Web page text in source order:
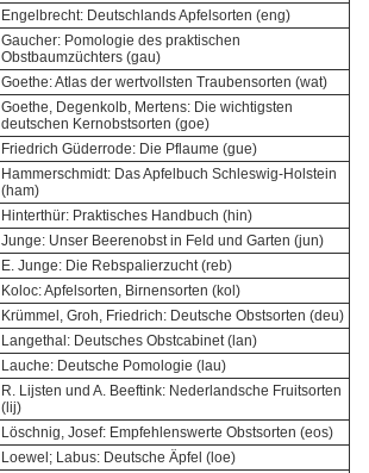
Engelbrecht: Deutschlands Apfelsorten (eng)
Gaucher: Pomologie des praktischen
Obstbaumzüchters (gau)
Goethe: Atlas der wertvollsten Traubensorten (wat)
Goethe, Degenkolb, Mertens: Die wichtigsten
deutschen Kernobstsorten (goe)
Friedrich Güderrode: Die Pflaume (gue)
Hammerschmidt: Das Apfelbuch Schleswig-Holstein
(ham)
Hinterthür: Praktisches Handbuch (hin)
Junge: Unser Beerenobst in Feld und Garten (jun)
E. Junge: Die Rebspalierzucht (reb)
Koloc: Apfelsorten, Birnensorten (kol)
Krümmel, Groh, Friedrich: Deutsche Obstsorten (deu)
Langethal: Deutsches Obstcabinet (lan)
Lauche: Deutsche Pomologie (lau)
R. Lijsten und A. Beeftink: Nederlandsche Fruitsorten
(lij)
Löschnig, Josef: Empfehlenswerte Obstsorten (eos)
Loewel; Labus: Deutsche Äpfel (loe)